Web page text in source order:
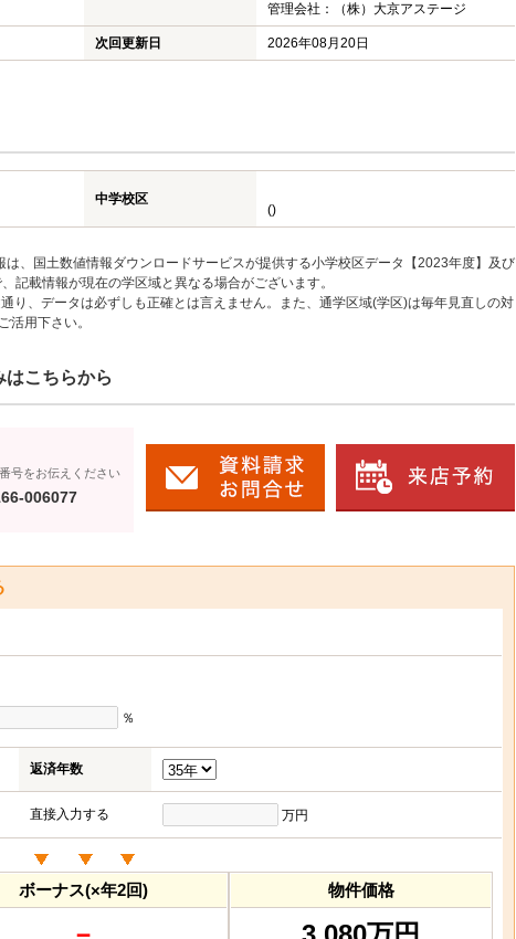
管理会社：（株）大京アステージ
次回更新日
2026年08月20日
中学校区
()
、国土数値情報ダウンロードサービスが提供する小学校区データ【2023年度】及び
記載情報が現在の学区域と異なる場合がございます。
り、データは必ずしも正確とは言えません。また、通学区域(学区)は毎年見直しの対
活用下さい。
こちらから
号をお伝えください
006077
％
返済年数
直接入力する 万円
ボーナス(×年2回) 物件価格